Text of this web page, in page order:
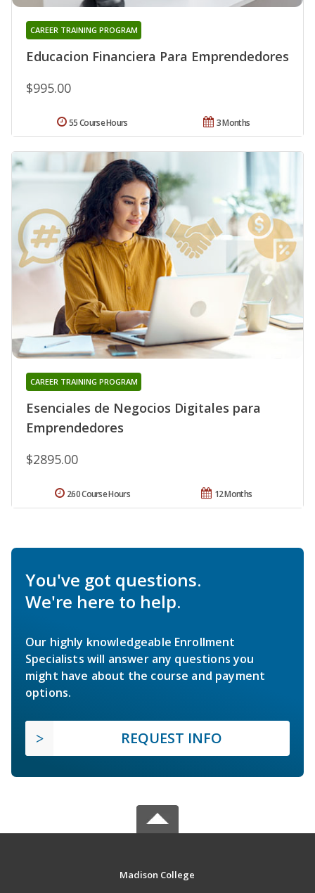
Educacion Financiera Para Emprendedores
CAREER TRAINING PROGRAM
$995.00
3 Months
55 Course Hours
Esenciales de Negocios Digitales para
Emprendedores
CAREER TRAINING PROGRAM
$2895.00
12 Months
260 Course Hours
You've got questions.
We're here to help.
Our highly knowledgeable Enrollment
Specialists will answer any questions you
might have about the course and payment
options.
REQUEST INFO
Madison College